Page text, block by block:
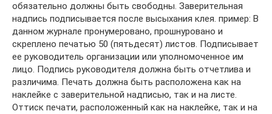
обязательно должны быть свободны. Заверительная
надпись подписывается после высыхания клея. пример: В
данном журнале пронумеровано, прошнуровано и
скреплено печатью 50 (пятьдесят) листов. Подписывает
ее руководитель организации или уполномоченное им
лицо. Подпись руководителя должна быть отчетлива и
различима. Печать должна быть расположена как на
наклейке с заверительной надписью, так и на листе.
Оттиск печати, расположенный как на наклейке, так и на